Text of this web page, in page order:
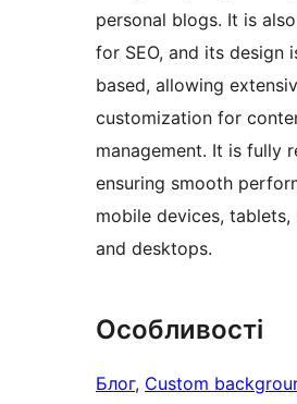
personal blogs. It is
for SEO, and its design
based, allowing
customization for
management. It is fully
ensuring smooth
mobile devices, tablets,
and desktops.
Особливості
Блог, Custom